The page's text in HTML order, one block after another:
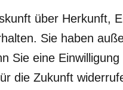
über Herkunft,
Sie haben
Sie eine
die Zukunft